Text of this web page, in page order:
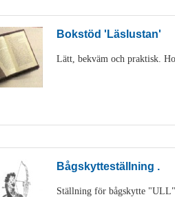
Bokstöd 'Läslustan'
Lätt, bekväm och praktisk.
Bågskytteställning .
Ställning för bågskytte